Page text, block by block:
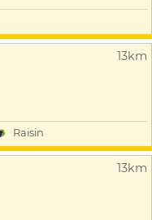
13km
Raisin
13km